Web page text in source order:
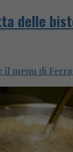
delle
il menu di